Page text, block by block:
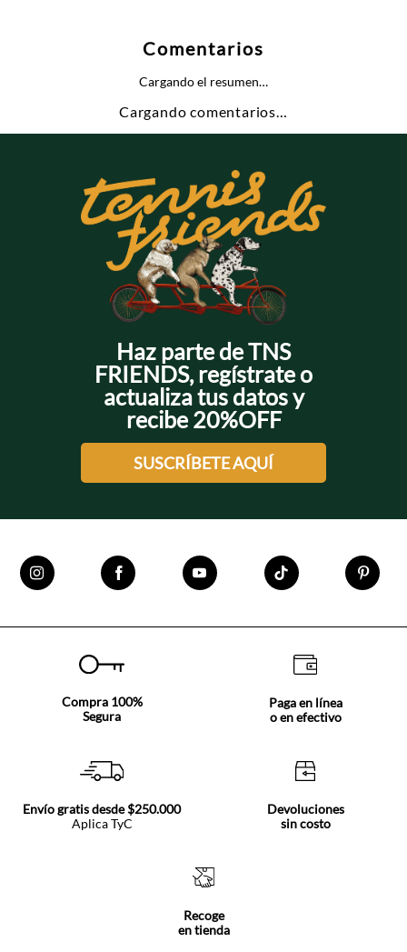
Comentarios
Cargando el resumen…
Cargando comentarios…
Haz parte de TNS
FRIENDS, regístrate o
actualiza tus datos y
recibe 20%OFF
SUSCRÍBETE AQUÍ
Compra 100%
Segura
Paga en línea
o en efectivo
Envío gratis desde $250.000
Aplica TyC
Devoluciones
sin costo
Recoge
en tienda